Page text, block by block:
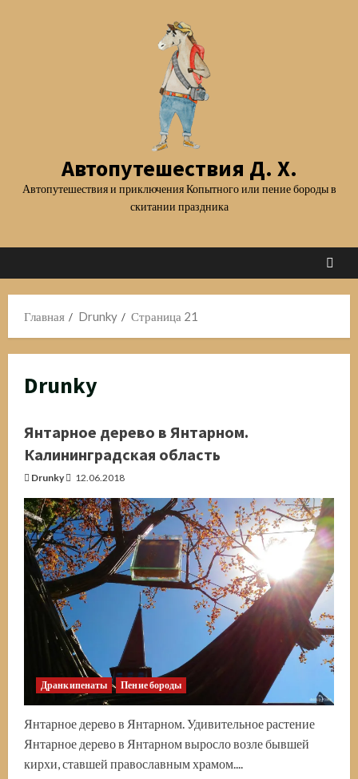
Автопутешествия Д. Х.
Автопутешествия и приключения Копытного или пение бороды в
скитании праздника
Главная Drunky Страница 21
Drunky
Янтарное дерево в Янтарном.
Калининградская область
Drunky 12.06.2018
Дранкипенаты Пение бороды
Янтарное дерево в Янтарном. Удивительное растение
Янтарное дерево в Янтарном выросло возле бывшей
кирхи, ставшей православным храмом....